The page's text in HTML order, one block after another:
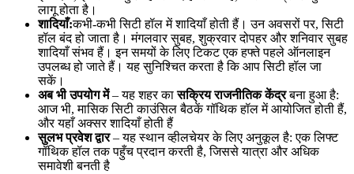
लागू होता है।
शादियाँ:कभी-कभी सिटी हॉल में शादियाँ होती हैं। उन अवसरों पर, सिटी
हॉल बंद हो जाता है। मंगलवार सुबह, शुक्रवार दोपहर और शनिवार सुबह
शादियाँ संभव हैं। इन समयों के लिए टिकट एक हफ्ते पहले ऑनलाइन
उपलब्ध हो जाते हैं। यह सुनिश्चित करता है कि आप सिटी हॉल जा
सकें।
अब भी उपयोग में– यह शहर कासक्रिय राजनीतिक केंद्रबना हुआ है:
आज भी, मासिक सिटी काउंसिल बैठकें गॉथिक हॉल में आयोजित होती हैं,
और यहाँ अक्सर शादियाँ होती हैं
सुलभ प्रवेश द्वार– यह स्थान व्हीलचेयर के लिए अनुकूल है: एक लिफ्ट
गॉथिक हॉल तक पहुँच प्रदान करती है, जिससे यात्रा और अधिक
समावेशी बनती है